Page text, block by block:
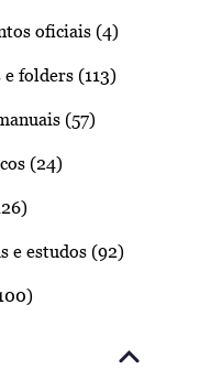
oficiais (4)
folders (113)
(57)
(24)
e estudos (92)